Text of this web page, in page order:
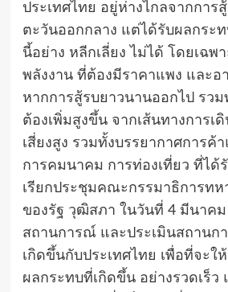
ประเทศไทย อยู่ห่างไกลจากการ
ตะวันออกกลาง แต่ได้รับผลกระ
นี้อย่าง หลีกเลี่ยง ไม่ได้ โดยเฉพา
พลังงาน ที่ต้องมีราคาแพง และ
หากการสู้รบยาวนานออกไป รว
ต้องเพิ่มสูงขึ้น จากเส้นทางการเ
เสี่ยงสูง รวมทั้งบรรยากาศการค้
การคมนาคม การท่องเที่ยว ที่ได้
เรียกประชุมคณะกรรมาธิการท
ของรัฐ วุฒิสภา ในวันที่ 4 มีนาคม
สถานการณ์ และประเมินสถานก
เกิดขึ้นกับประเทศไทย เพื่อที่จะใ
ผลกระทบที่เกิดขึ้น อย่างรวดเร็ว